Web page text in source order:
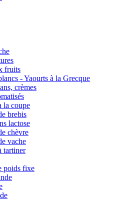
fruits
- Yaourts à la Grecque
crèmes
la coupe
brebis
lactose
chèvre
vache
tartiner
poids fixe